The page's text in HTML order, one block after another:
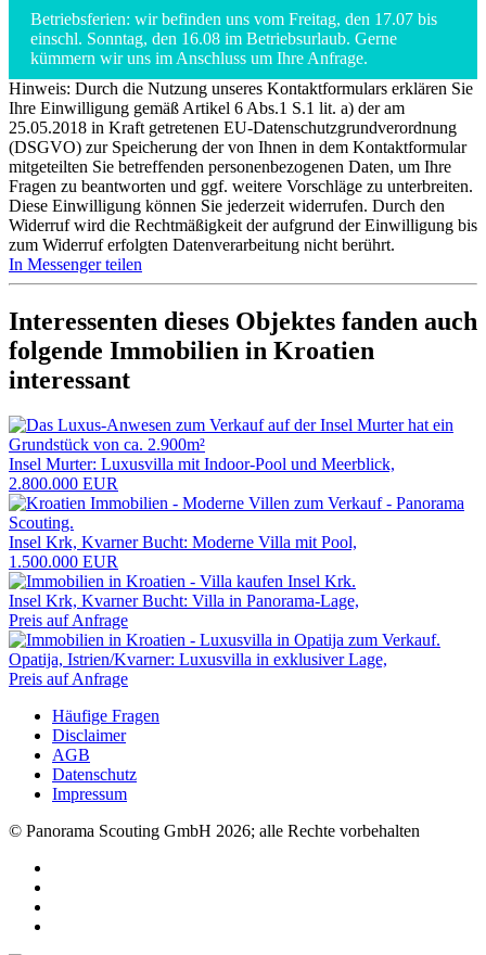
Betriebsferien: wir befinden uns vom Freitag, den 17.07 bis
einschl. Sonntag, den 16.08 im Betriebsurlaub. Gerne
kümmern wir uns im Anschluss um Ihre Anfrage.
Hinweis: Durch die Nutzung unseres Kontaktformulars erklären Sie
Ihre Einwilligung gemäß Artikel 6 Abs.1 S.1 lit. a) der am
25.05.2018 in Kraft getretenen EU-Datenschutzgrundverordnung
(DSGVO) zur Speicherung der von Ihnen in dem Kontaktformular
mitgeteilten Sie betreffenden personenbezogenen Daten, um Ihre
Fragen zu beantworten und ggf. weitere Vorschläge zu unterbreiten.
Diese Einwilligung können Sie jederzeit widerrufen. Durch den
Widerruf wird die Rechtmäßigkeit der aufgrund der Einwilligung bis
zum Widerruf erfolgten Datenverarbeitung nicht berührt.
In Messenger teilen
Interessenten dieses Objektes fanden auch
folgende Immobilien in Kroatien
interessant
Insel Murter: Luxusvilla mit Indoor-Pool und Meerblick,
2.800.000 EUR
Insel Krk, Kvarner Bucht: Moderne Villa mit Pool,
1.500.000 EUR
Insel Krk, Kvarner Bucht: Villa in Panorama-Lage,
Preis auf Anfrage
Opatija, Istrien/Kvarner: Luxusvilla in exklusiver Lage,
Preis auf Anfrage
Häufige Fragen
Disclaimer
AGB
Datenschutz
Impressum
© Panorama Scouting GmbH 2026; alle Rechte vorbehalten